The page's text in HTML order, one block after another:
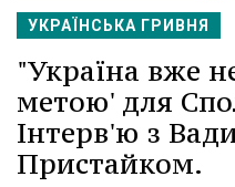
УКРАЇНСЬКА ГРИВНЯ
"Україна вже
метою' для
Інтерв'ю з
Пристайком.